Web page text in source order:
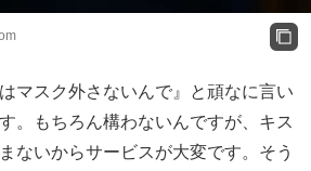
マスク外さないんで』と頑なに言い
。もちろん構わないんですが、キス
ないからサービスが大変です。そう